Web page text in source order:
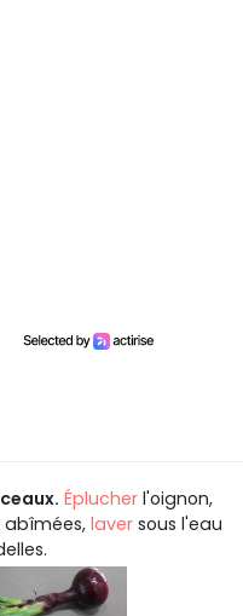
Éplucher l'oignon,
abîmées, laver sous l'eau